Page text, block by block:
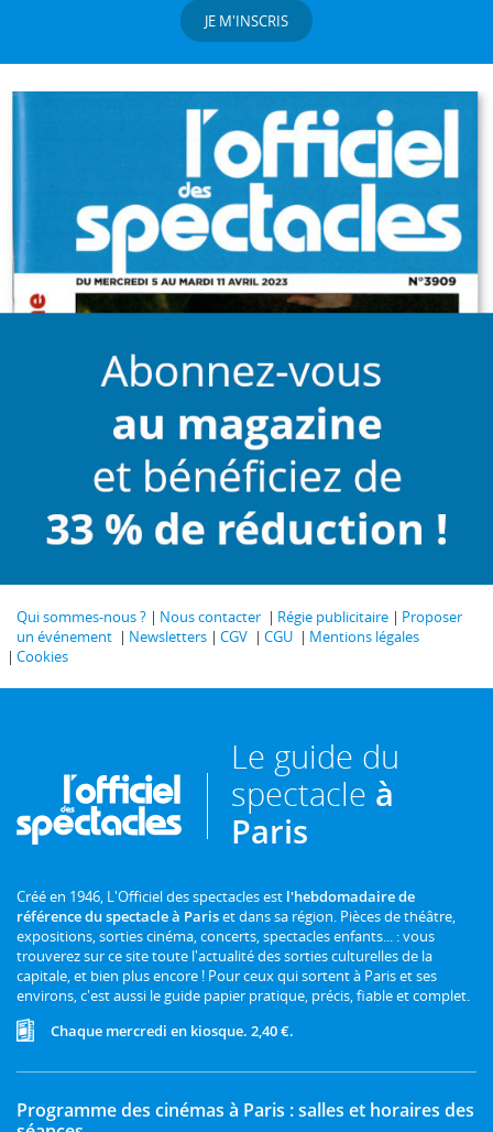
JE M'INSCRIS
Qui sommes-nous ? Nous contacter Régie publicitaire
Proposer
un événement
Newsletters CGV CGU
Mentions légales
Cookies
Le guide du
spectacle à
Paris
Créé en 1946, L'Officiel des spectacles est l'hebdomadaire de
référence du spectacle à Pariset dans sa région. Pièces de théâtre,
expositions, sorties cinéma, concerts, spectacles enfants... : vous
trouverez sur ce site toute l'actualité des sorties culturelles de la
capitale, et bien plus encore ! Pour ceux qui sortent à Paris et ses
environs, c'est aussi le guide papier pratique, précis, fiable et complet.
Chaque mercredi en kiosque. 2,40 €.
Programme des cinémas à Paris : salles et horaires des